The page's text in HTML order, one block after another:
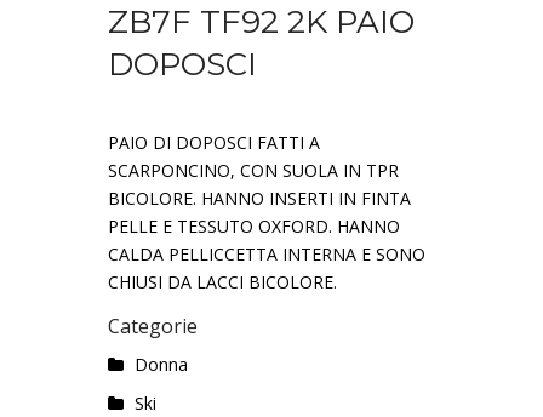
ZB7F TF92 2K PAIO
DOPOSCI
PAIO DI DOPOSCI FATTI A
SCARPONCINO, CON SUOLA IN TPR
BICOLORE. HANNO INSERTI IN FINTA
PELLE E TESSUTO OXFORD. HANNO
CALDA PELLICCETTA INTERNA E SONO
CHIUSI DA LACCI BICOLORE.
Categorie
Donna
Ski